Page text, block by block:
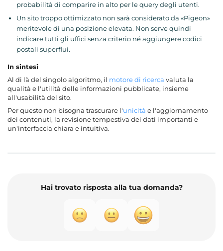
probabilità di comparire in alto per le query degli utenti.
Un sito troppo ottimizzato non sarà considerato da «Pigeon»
meritevole di una posizione elevata. Non serve quindi
indicare tutti gli uffici senza criterio né aggiungere codici
postali superflui.
In sintesi
Al di là del singolo algoritmo, il motore di ricerca valuta la
qualità e l'utilità delle informazioni pubblicate, insieme
all'usabilità del sito.
Per questo non bisogna trascurare l'unicità e l'aggiornamento
dei contenuti, la revisione tempestiva dei dati importanti e
un'interfaccia chiara e intuitiva.
Hai trovato risposta alla tua domanda?